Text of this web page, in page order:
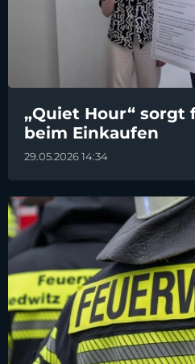
„Quiet Hour“ sorgt
beim Einkaufen
29.05.2026 14:34